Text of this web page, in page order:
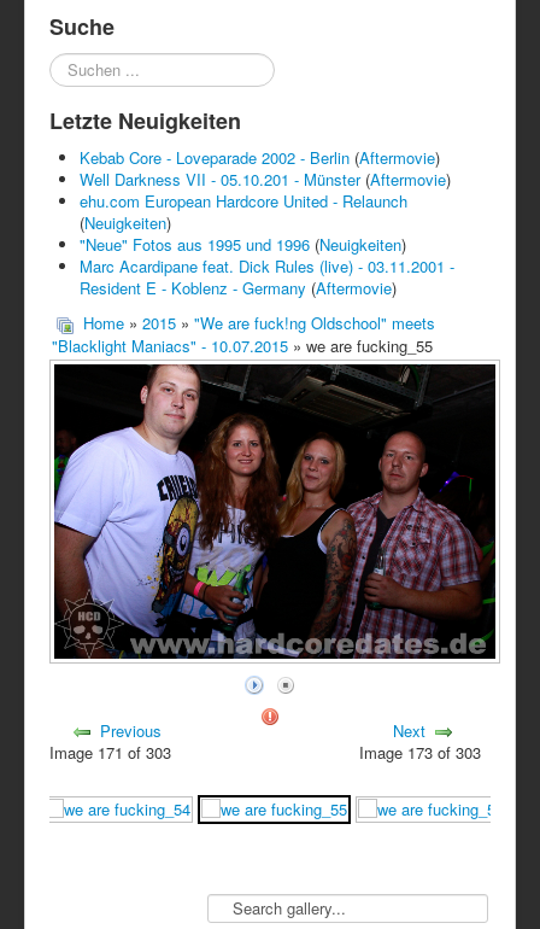
Suche
Suchen
...
Letzte Neuigkeiten
Kebab Core - Loveparade 2002 - Berlin (Aftermovie)
Well Darkness VII - 05.10.201 - Münster (Aftermovie)
ehu.com European Hardcore United - Relaunch
(Neuigkeiten)
"Neue" Fotos aus 1995 und 1996 (Neuigkeiten)
Marc Acardipane feat. Dick Rules (live) - 03.11.2001 -
Resident E - Koblenz - Germany (Aftermovie)
Home » 2015 » "We are fuck!ng Oldschool" meets
"Blacklight Maniacs" - 10.07.2015 » we are fucking_55
Previous
Image 171 of 303
Next
Image 173 of 303